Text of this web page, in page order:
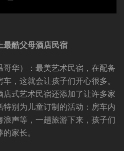
最酷父母酒店民宿
华）：最美艺术民宿，在配备
，这就会让孩子们开心很多。
式艺术民宿还添加了让许多家
别为儿童订制的活动：房车内
声等，一趟旅游下来，孩子们
家长。